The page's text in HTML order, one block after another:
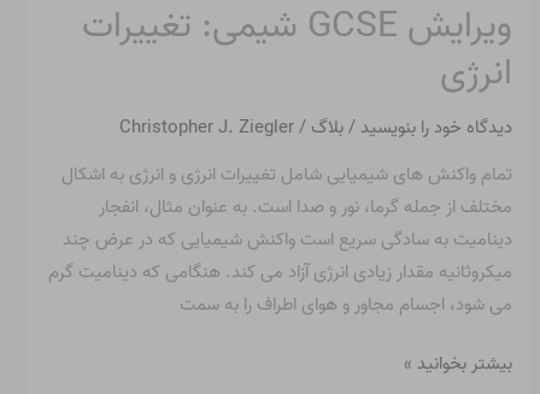
ویرایش GCSE شیمی: تغییرات
انرژی
دیدگاه‌ خود را بنویسید /بلاگ /
Christopher J. Ziegler
تمام واکنش های شیمیایی شامل تغییرات انرژی و انرژی به اشکال
مختلف از جمله گرما، نور و صدا است. به عنوان مثال، انفجار
دینامیت به سادگی سریع است واکنش شیمیایی که در عرض چند
میکروثانیه مقدار زیادی انرژی آزاد می کند. هنگامی که دینامیت گرم
می شود، اجسام مجاور و هوای اطراف را به سمت
ویرایش
GCSE
شیمی:
تغییرات
بیشتر بخوانید »